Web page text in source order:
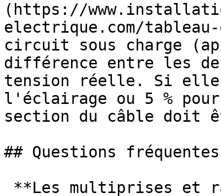
(https://
electrique.com/
circuit sous charge
différence entre les
tension réelle. Si elle
l'éclairage ou 5 %
section du câble doit
## Questions